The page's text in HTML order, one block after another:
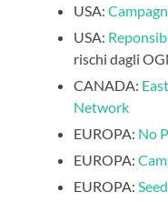
USA:
USA:
rischi dagli
CANADA:
Network
EUROPA: No
EUROPA:
EUROPA: